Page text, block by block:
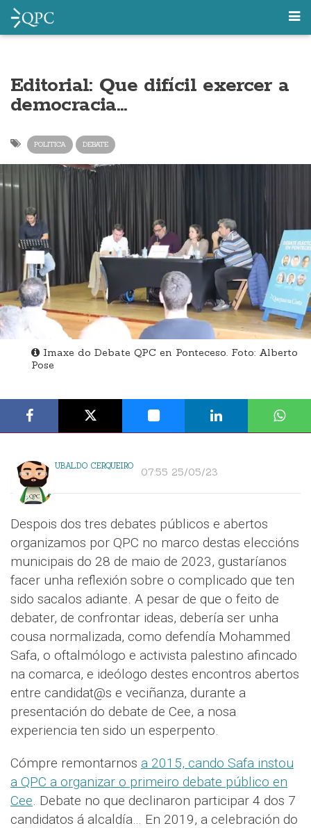
Editorial: Que difícil exercer a
democracia…
POLITICA DEBATE
Imaxe do Debate QPC en Ponteceso. Foto: Alberto
Pose
UBALDO CERQUEIRO 07:55 25/05/23
Despois dos tres debates públicos e abertos
organizamos por QPC no marco destas eleccións
municipais do 28 de maio de 2023, gustaríanos
facer unha reflexión sobre o complicado que ten
sido sacalos adiante. A pesar de que o feito de
debater, de confrontar ideas, debería ser unha
cousa normalizada, como defendía Mohammed
Safa, o oftalmólogo e activista palestino afincado
na comarca, e ideólogo destes encontros abertos
entre candidat@s e veciñanza, durante a
presentación do debate de Cee, a nosa
experiencia ten sido un esperpento.
Cómpre remontarnos a 2015, cando Safa instou
a QPC a organizar o primeiro debate público en
Cee. Debate no que declinaron participar 4 dos 7
candidatos á alcaldía… En 2019, a celebración do